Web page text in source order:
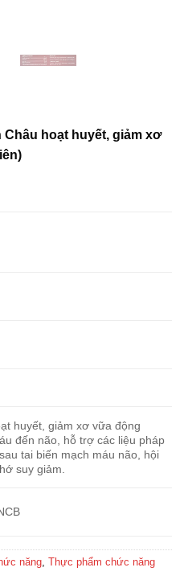
hoạt huyết, giảm xơ
huyết, giảm xơ vữa động
đến não, hỗ trợ các liệu pháp
tai biến mạch máu não, hội
suy giảm.
năng Thực phẩm chức năng